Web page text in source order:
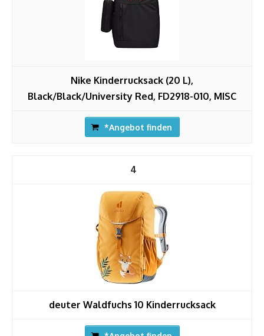
Nike Kinderrucksack (20 L),
Black/Black/University Red, FD2918-010, MISC
*Angebot finden
4
deuter Waldfuchs 10 Kinderrucksack